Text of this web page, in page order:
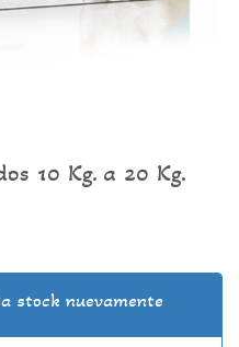
10 Kg. a 20 Kg.
stock nuevamente